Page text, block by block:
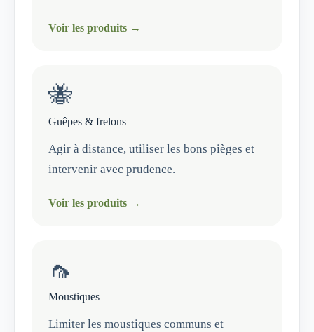
Voir les produits →
🐝
Guêpes & frelons
Agir à distance, utiliser les bons pièges et
intervenir avec prudence.
Voir les produits →
🦟
Moustiques
Limiter les moustiques communs et